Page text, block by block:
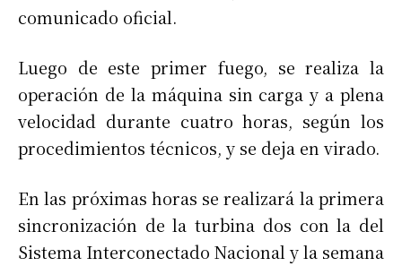
comunicado oficial.
Luego de este primer fuego, se realiza la
operación de la máquina sin carga y a plena
velocidad durante cuatro horas, según los
procedimientos técnicos, y se deja en virado.
En las próximas horas se realizará la primera
sincronización de la turbina dos con la del
Sistema Interconectado Nacional y la semana